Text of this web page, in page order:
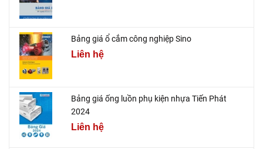
Bảng giá ổ cắm công nghiệp Sino
Liên hệ
Bảng giá ống luồn phụ kiện nhựa Tiến Phát
2024
Liên hệ